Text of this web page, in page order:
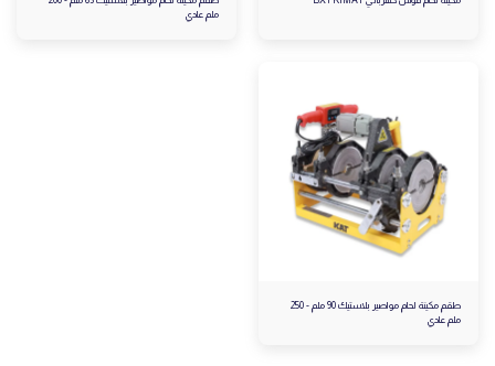
ملم عادي
طقم مكينة لحام مواصير بلاستيك 90 ملم - 250
ملم عادي